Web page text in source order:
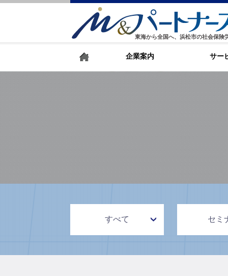
東海から全国へ、浜松市の社会保険
企業案内 サー
すべて セミ